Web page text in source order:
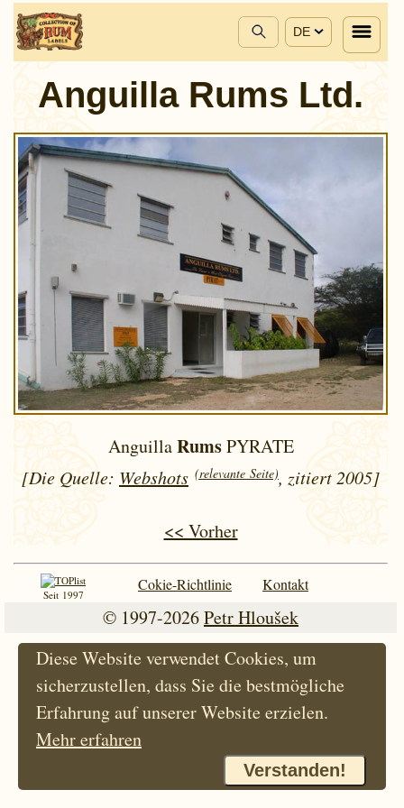
DE
Anguilla Rums Ltd.
AnguillaRumsPYRATE
[Die Quelle: Webshots (relevante Seite), zitiert 2005]
<< Vorher
Seit 1997
Cokie-Richtlinie Kontakt
© 1997-2026Petr Hloušek
Diese Website verwendet Cookies, um
sicherzustellen, dass Sie die bestmögliche
Erfahrung auf unserer Website erzielen.
Mehr erfahren
Verstanden!